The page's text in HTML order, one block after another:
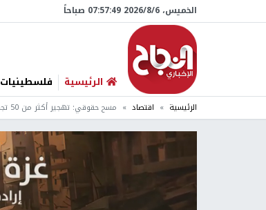
الخميس، 6/‏8/‏2026 07:57:50 صباحاً
الرئيسية فلسطينيات
الرئيسية اقتصاد مسح حقوقي: تهجير أكثر من 50 تجمعاً بدوياً في الضفة منذ أواخر 2023